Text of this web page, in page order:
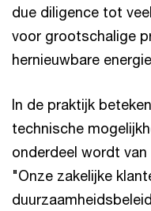
due diligence tot
voor grootschalige
hernieuwbare
In de praktijk
technische
onderdeel wordt
"Onze zakelijke